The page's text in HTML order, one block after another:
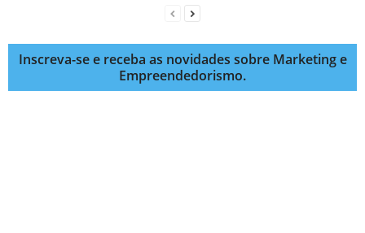
Inscreva-se e receba as novidades sobre Marketing e
Empreendedorismo.